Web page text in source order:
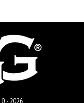
- 2026